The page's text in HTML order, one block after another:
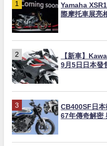
Yamaha
際摩托車展亮
【新車】
9月5日日本發
CB400SF日本
67年傳奇解密